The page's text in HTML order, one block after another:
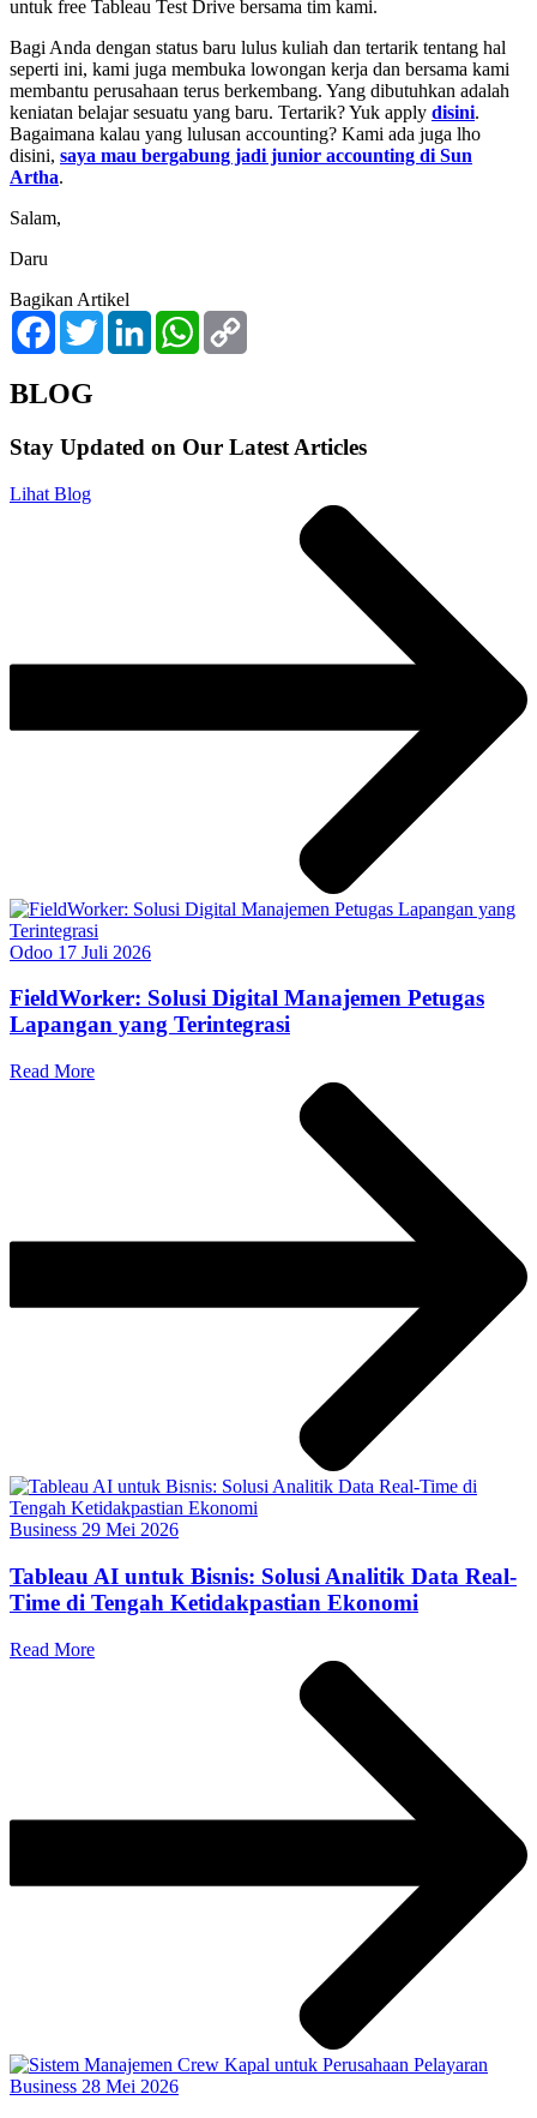
untuk free Tableau Test Drive bersama tim kami.
Bagi Anda dengan status baru lulus kuliah dan tertarik tentang hal
seperti ini, kami juga membuka lowongan kerja dan bersama kami
membantu perusahaan terus berkembang. Yang dibutuhkan adalah
keniatan belajar sesuatu yang baru. Tertarik? Yuk apply disini.
Bagaimana kalau yang lulusan accounting? Kami ada juga lho
disini, saya mau bergabung jadi junior accounting di Sun
Artha.
Salam,
Daru
Bagikan Artikel
FacebookTwitterLinkedInWhatsApp
BLOG
Stay Updated on Our Latest Articles
Lihat Blog
Odoo 17 Juli 2026
FieldWorker: Solusi Digital Manajemen Petugas
Lapangan yang Terintegrasi
Read More
Business 29 Mei 2026
Tableau AI untuk Bisnis: Solusi Analitik Data Real-
Time di Tengah Ketidakpastian Ekonomi
Read More
Business 28 Mei 2026